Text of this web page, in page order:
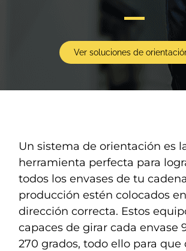
Ver soluciones de
Un sistema de orientación es
herramienta perfecta para
todos los envases de tu
producción estén colocados
dirección correcta. Estos
capaces de girar cada envase
270 grados, todo ello para que